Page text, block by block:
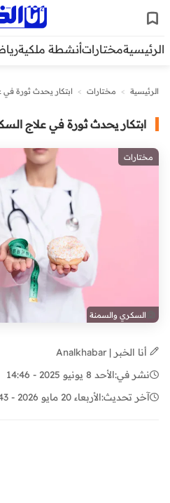
الرئيسيةمختاراتأنشطة ملكية
الرئيسية > مختارات > ابتكار يحدث ثورة
ابتكار يحدث ثورة في علاج
مختارات
السكري والسمنة
أنا الخبر | Analkhabar
نشر في:الأحد 8 يونيو 2025 - 14:46
آخر تحديث:الأربعاء 20 مايو 2026 - 11:43